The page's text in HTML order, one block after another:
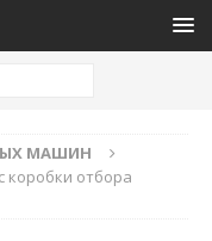
МАШИН
коробки отбора